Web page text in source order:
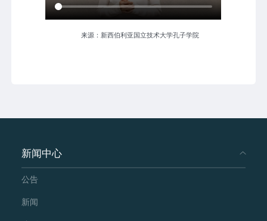
来源：新西伯利亚国立技术大学孔子学院
新闻中心
公告
新闻